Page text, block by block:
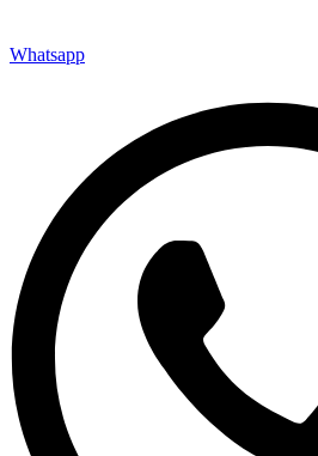
Whatsapp